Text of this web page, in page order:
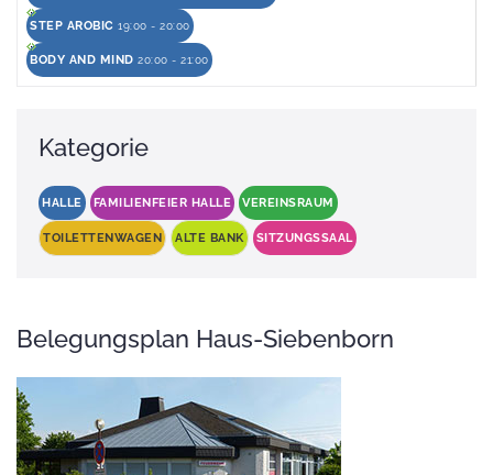
STEP AROBIC 19:00 - 20:00
BODY AND MIND 20:00 - 21:00
Kategorie
HALLE FAMILIENFEIER HALLE VEREINSRAUM
TOILETTENWAGEN ALTE BANK SITZUNGSSAAL
Belegungsplan Haus-Siebenborn